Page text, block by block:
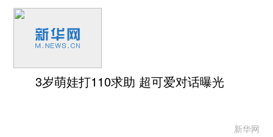
3岁萌娃打110求助 超可爱对话曝光
新华网